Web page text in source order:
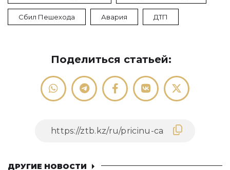
Сбил Пешехода Авария ДТП
Поделиться статьей:
ДРУГИЕ НОВОСТИ